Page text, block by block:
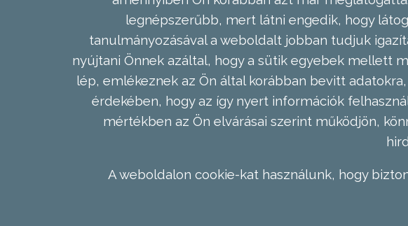
legnépszerűbb, mert látni engedik, hogy
tanulmányozásával a weboldalt jobban tudjuk
nyújtani Önnek azáltal, hogy a sütik egyebek mellett
lép, emlékeznek az Ön által korábban bevitt
érdekében, hogy az így nyert információk
mértékben az Ön elvárásai szerint működjön,
A weboldalon cookie-kat használunk, hogy